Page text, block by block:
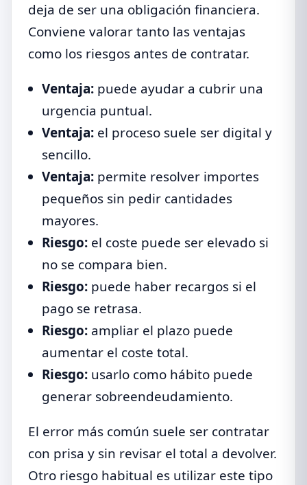
deja de ser una obligación financiera.
Conviene valorar tanto las ventajas
como los riesgos antes de contratar.
Ventaja: puede ayudar a cubrir una
urgencia puntual.
Ventaja: el proceso suele ser digital y
sencillo.
Ventaja: permite resolver importes
pequeños sin pedir cantidades
mayores.
Riesgo: el coste puede ser elevado si
no se compara bien.
Riesgo: puede haber recargos si el
pago se retrasa.
Riesgo: ampliar el plazo puede
aumentar el coste total.
Riesgo: usarlo como hábito puede
generar sobreendeudamiento.
El error más común suele ser contratar
con prisa y sin revisar el total a devolver.
Otro riesgo habitual es utilizar este tipo